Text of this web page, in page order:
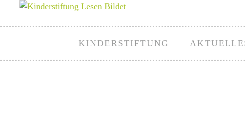
KINDERSTIFTUNG